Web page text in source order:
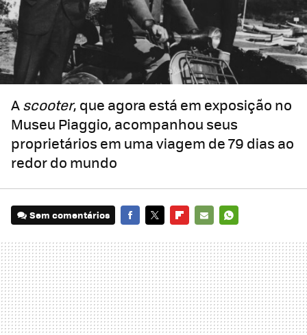
Ascooter, que agora está em exposição no
Museu Piaggio, acompanhou seus
proprietários em uma viagem de 79 dias ao
redor do mundo
Sem comentários
MAIL